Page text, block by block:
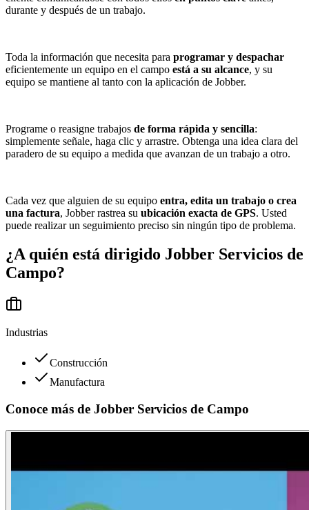
durante y después de un trabajo.
Toda la información que necesita para programar y despachar
eficientemente un equipo en el campo está a su alcance, y su
equipo se mantiene al tanto con la aplicación de Jobber.
Programe o reasigne trabajos de forma rápida y sencilla:
simplemente señale, haga clic y arrastre. Obtenga una idea clara del
paradero de su equipo a medida que avanzan de un trabajo a otro.
Cada vez que alguien de su equipo entra, edita un trabajo o crea
una factura, Jobber rastrea su ubicación exacta de GPS. Usted
puede realizar un seguimiento preciso sin ningún tipo de problema.
¿A quién está dirigido Jobber Servicios de
Campo?
Industrias
Construcción
Manufactura
Conoce más de Jobber Servicios de Campo